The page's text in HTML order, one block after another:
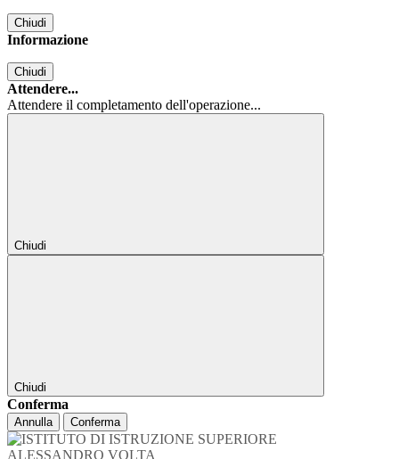
Chiudi
Informazione
Chiudi
Attendere...
Attendere il completamento dell'operazione...
Chiudi
Chiudi
Conferma
Annulla Conferma